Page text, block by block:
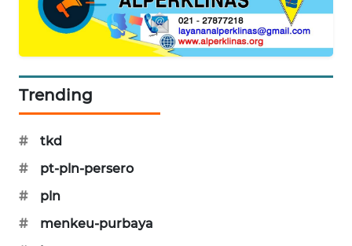
Trending
#
tkd
#
pt-pln-persero
#
pln
#
menkeu-purbaya
HUMBANG
NEWS
GARONGGANG
NEWS
FISUELRI
ENERGI